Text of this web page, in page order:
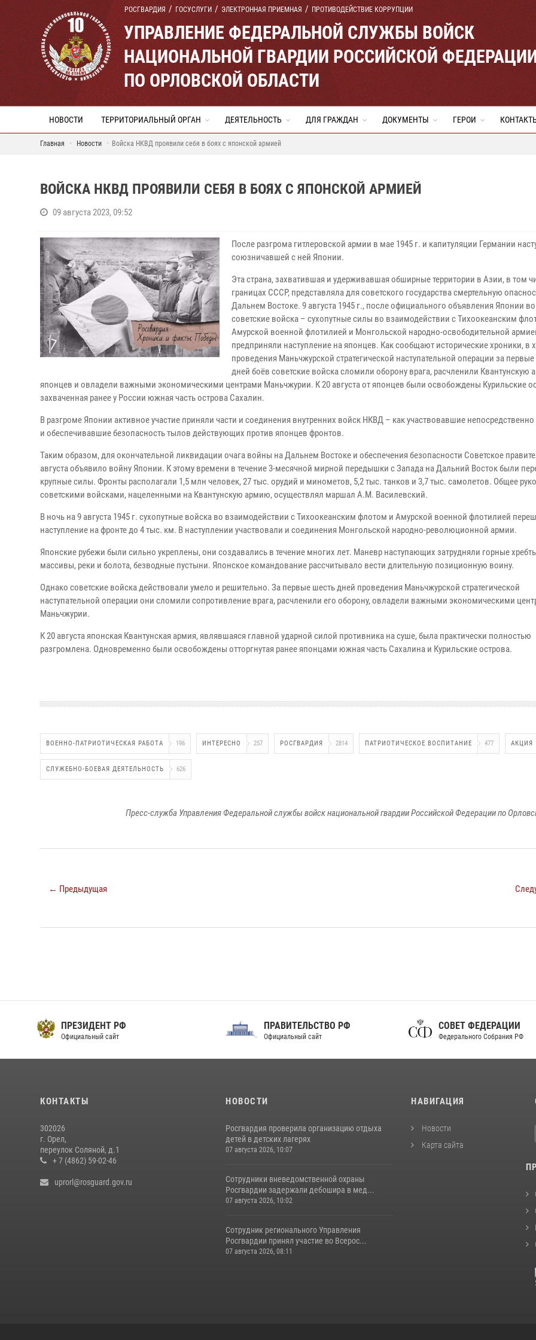
РОСГВАРДИЯ ГОСУСЛУГИ ЭЛЕКТРОННАЯ ПРИЕМНАЯ ПРОТИВОДЕЙСТВИЕ КОРРУПЦИИ
УПРАВЛЕНИЕ ФЕДЕРАЛЬНОЙ СЛУЖБЫ ВОЙСК
НАЦИОНАЛЬНОЙ ГВАРДИИ РОССИЙСКОЙ
ПО ОРЛОВСКОЙ ОБЛАСТИ
НОВОСТИ ТЕРРИТОРИАЛЬНЫЙ ОРГАН ДЕЯТЕЛЬНОСТЬ ДЛЯ ГРАЖДАН ДОКУМЕНТЫ ГЕРОИ
Главная Новости Войска НКВД проявили себя в боях с японской армией
ВОЙСКА НКВД ПРОЯВИЛИ СЕБЯ В БОЯХ С ЯПОНСКОЙ АРМИЕЙ
09 августа 2023, 09:52
После разгрома гитлеровской армии в мае 1945 г. и капитуляции Германии
союзничавшей с ней Японии.
Эта страна, захватившая и удерживавшая обширные территории в Азии, в том
границах СССР, представляла для советского государства смертельную
Дальнем Востоке. 9 августа 1945 г., после официального объявления Японии
советские войска – сухопутные силы во взаимодействии с Тихоокеанским
Амурской военной флотилией и Монгольской народно-освободительной
предприняли наступление на японцев. Как сообщают исторические хроники, в
проведения Маньчжурской стратегической наступательной операции за
дней боёв советские войска сломили оборону врага, расчленили Квантунскую
японцев и овладели важными экономическими центрами Маньчжурии. К 20 августа от японцев были освобождены Курильские
захваченная ранее у России южная часть острова Сахалин.
В разгроме Японии активное участие приняли части и соединения внутренних войск НКВД – как участвовавшие непосредственно
и обеспечивавшие безопасность тылов действующих против японцев фронтов.
Таким образом, для окончательной ликвидации очага войны на Дальнем Востоке и обеспечения безопасности Советское
августа объявило войну Японии. К этому времени в течение 3-месячной мирной передышки с Запада на Дальний Восток были
крупные силы. Фронты располагали 1,5 млн человек, 27 тыс. орудий и минометов, 5,2 тыс. танков и 3,7 тыс. самолетов. Общее
советскими войсками, нацеленными на Квантунскую армию, осуществлял маршал А.М. Василевский.
В ночь на 9 августа 1945 г. сухопутные войска во взаимодействии с Тихоокеанским флотом и Амурской военной флотилией
наступление на фронте до 4 тыс. км. В наступлении участвовали и соединения Монгольской народно-революционной армии.
Японские рубежи были сильно укреплены, они создавались в течение многих лет. Маневр наступающих затрудняли горные
массивы, реки и болота, безводные пустыни. Японское командование рассчитывало вести длительную позиционную воину.
Однако советские войска действовали умело и решительно. За первые шесть дней проведения Маньчжурской стратегической
наступательной операции они сломили сопротивление врага, расчленили его оборону, овладели важными экономическими
Маньчжурии.
К 20 августа японская Квантунская армия, являвшаяся главной ударной силой противника на суше, была практически полностью
разгромлена. Одновременно были освобождены отторгнутая ранее японцами южная часть Сахалина и Курильские острова.
ВОЕННО-ПАТРИОТИЧЕСКАЯ РАБОТА 196 ИНТЕРЕСНО 257 РОСГВАРДИЯ 2814 ПАТРИОТИЧЕСКОЕ ВОСПИТАНИЕ 477 АКЦИЯ
СЛУЖЕБНО-БОЕВАЯ ДЕЯТЕЛЬНОСТЬ 626
Пресс-служба Управления Федеральной службы войск национальной гвардии Российской Федерации по
← Предыдущая
ПРЕЗИДЕНТ РФ
Официальный сайт
ПРАВИТЕЛЬСТВО РФ
Официальный сайт
СОВЕТ ФЕДЕРАЦИИ
Федерального Собрания РФ
КОНТАКТЫ
302026
г. Орел,
переулок Соляной, д.1
+ 7 (4862) 59-02-46
uprorl@rosguard.gov.ru
НОВОСТИ
Росгвардия проверила организацию отдыха
детей в детских лагерях
07 августа 2026, 10:07
Сотрудники вневедомственной охраны
Росгвардии задержали дебошира в мед...
07 августа 2026, 10:02
Сотрудник регионального Управления
Росгвардии принял участие во Всерос...
07 августа 2026, 08:11
НАВИГАЦИЯ
Новости
Карта сайта